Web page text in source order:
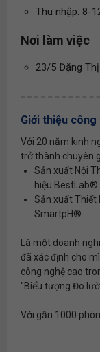
Thu nhập: 8-
Nơi làm việc
23/5 Đặng
Giới thiệu công
Với 20 năm kinh
trở thành chuyên
Sản xuất Nội
hiệu BestLab®
Sản xuất Thiết
SmartpH®
Là một doanh
đã xác định cho
công nghệ cao
"Biểu tượng Đo
Với gần 1000